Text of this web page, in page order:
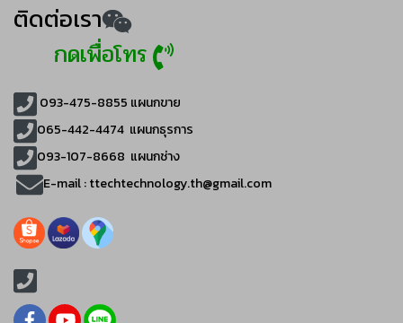
ติดต่อเรา
กดเพื่อโทร
093-475-8855 แผนกขาย
065-442-4474 แผนกธุรการ
093-107-8668 แผนกช่าง
E-mail :ttechtechnology.th@gmail.com